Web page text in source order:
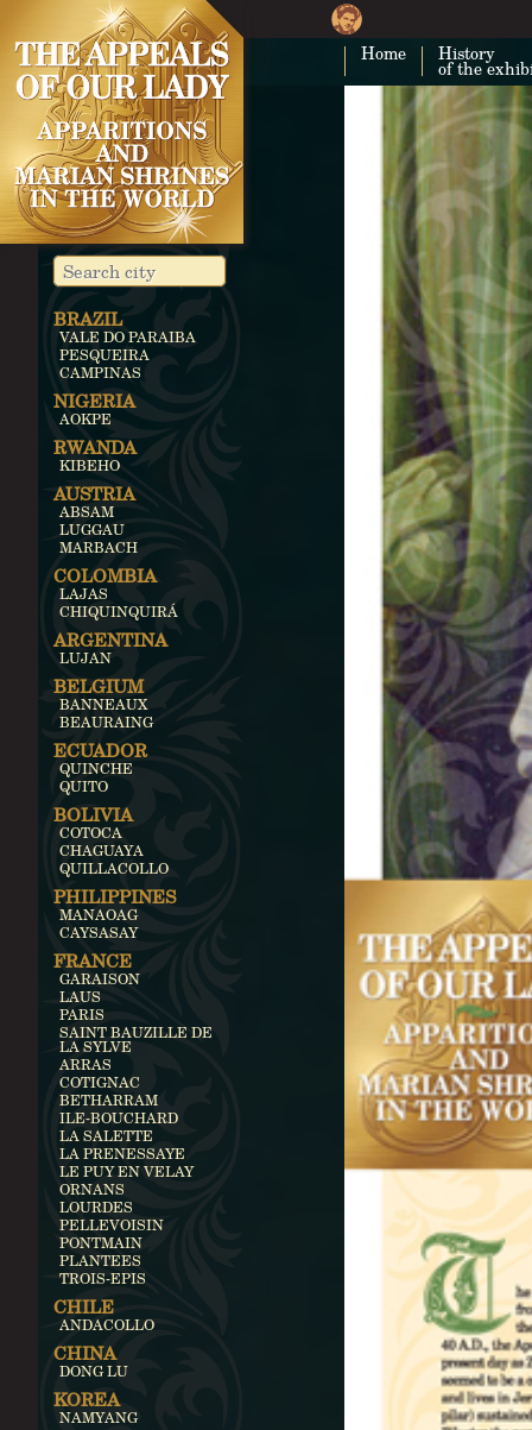
Home History
of the
BRAZIL
VALE DO PARAIBA
PESQUEIRA
CAMPINAS
NIGERIA
AOKPE
RWANDA
KIBEHO
AUSTRIA
ABSAM
LUGGAU
MARBACH
COLOMBIA
LAJAS
CHIQUINQUIRÁ
ARGENTINA
LUJAN
BELGIUM
BANNEAUX
BEAURAING
ECUADOR
QUINCHE
QUITO
BOLIVIA
COTOCA
CHAGUAYA
QUILLACOLLO
PHILIPPINES
MANAOAG
CAYSASAY
FRANCE
GARAISON
LAUS
PARIS
SAINT BAUZILLE DE
LA SYLVE
ARRAS
COTIGNAC
BETHARRAM
ILE-BOUCHARD
LA SALETTE
LA PRENESSAYE
LE PUY EN VELAY
ORNANS
LOURDES
PELLEVOISIN
PONTMAIN
PLANTEES
TROIS-EPIS
CHILE
ANDACOLLO
CHINA
DONG LU
KOREA
NAMYANG